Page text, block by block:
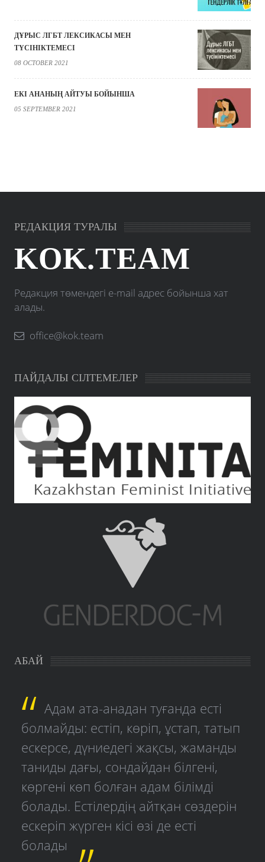
ДҰРЫС ЛГБТ ЛЕКСИКАСЫ МЕН
ТҮСІНІКТЕМЕСІ
08 OCTOBER 2021
ЕКІ АНАНЫҢ АЙТУЫ БОЙЫНША
05 SEPTEMBER 2021
РЕДАКЦИЯ ТУРАЛЫ
KOK.TEAM
Редакция төмендегі e-mail адрес бойынша хат
алады.
office@kok.team
ПАЙДАЛЫ СІЛТЕМЕЛЕР
АБАЙ
Адам ата-анадан туғанда есті
болмайды: естіп, көріп, ұстап, татып
ескерсе, дүниедегі жақсы, жаманды
таниды дағы, сондайдан білгені,
көргені көп болған адам білімді
болады. Естілердің айтқан сөздерін
ескеріп жүрген кісі өзі де есті
болады